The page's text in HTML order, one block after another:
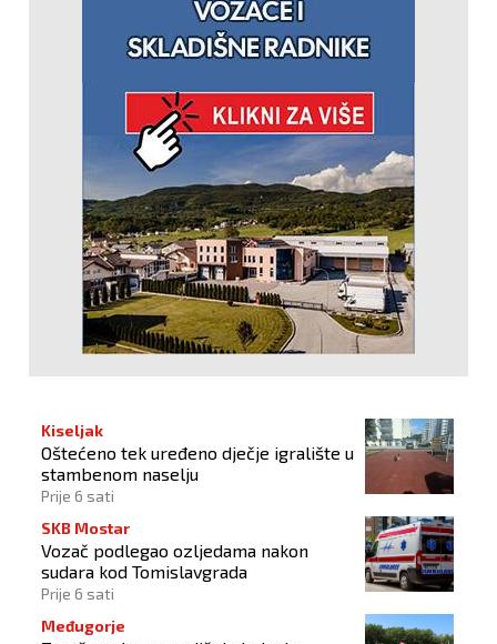
Kiseljak
Oštećeno tek uređeno dječje igralište u
stambenom naselju
Prije 6 sati
SKB Mostar
Vozač podlegao ozljedama nakon
sudara kod Tomislavgrada
Prije 6 sati
Međugorje